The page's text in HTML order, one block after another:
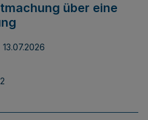
über eine
13.07.2026